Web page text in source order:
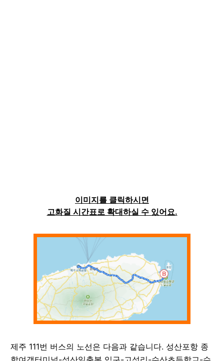
이미지를 클릭하시면
고화질 시간표로 확대하실 수 있어요.
제주 111번 버스의 노선은 다음과 같습니다. 성산포항 종